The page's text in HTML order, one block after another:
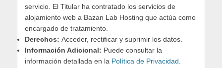
servicio. El Titular ha contratado los servicios de
alojamiento web a Bazan Lab Hosting que actúa como
encargado de tratamiento.
Derechos: Acceder, rectificar y suprimir los datos.
Información Adicional: Puede consultar la
información detallada en la Política de Privacidad